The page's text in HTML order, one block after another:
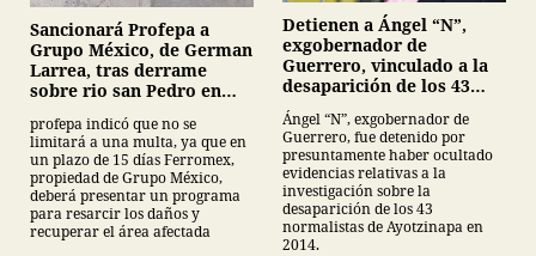
Sancionará Profepa a
Grupo México, de German
Larrea, tras derrame
sobre rio san Pedro en
profepa indicó que no se
limitará a una multa, ya que en
un plazo de 15 días Ferromex,
propiedad de Grupo México,
deberá presentar un programa
para resarcir los daños y
recuperar el área afectada
Detienen a Ángel “N”,
exgobernador de
Guerrero, vinculado a la
desaparición de los 43
normalistas de
Ayotzinapa
Ángel “N”, exgobernador de
Guerrero, fue detenido por
presuntamente haber ocultado
evidencias relativas a la
investigación sobre la
desaparición de los 43
normalistas de Ayotzinapa en
2014.